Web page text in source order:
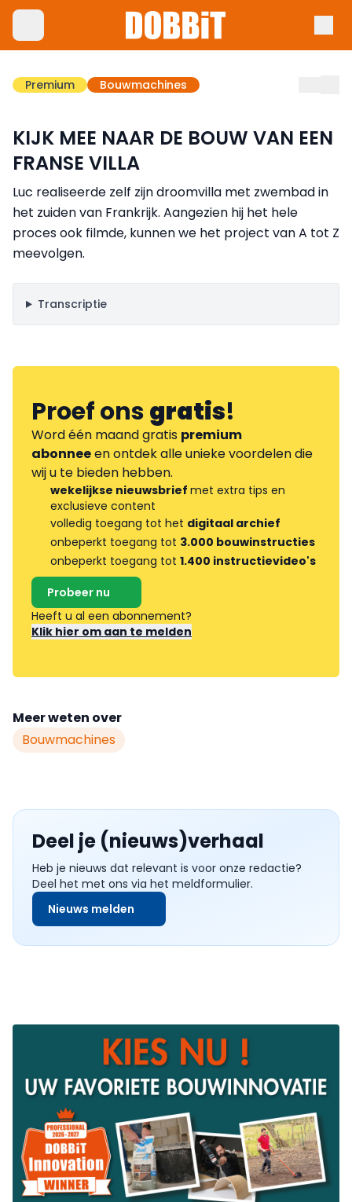
Premium Bouwmachines
KIJK MEE NAAR DE BOUW VAN EEN
FRANSE VILLA
Luc realiseerde zelf zijn droomvilla met zwembad in
het zuiden van Frankrijk. Aangezien hij het hele
proces ook filmde, kunnen we het project van A tot Z
meevolgen.
Transcriptie
Proef onsgratis!
Word één maand gratis premium
abonneeen ontdek alle unieke voordelen die
wij u te bieden hebben.
wekelijkse nieuwsbrief met extra tips en
exclusieve content
volledig toegang tot het digitaal archief
onbeperkt toegang tot 3.000 bouwinstructies
onbeperkt toegang tot 1.400 instructievideo's
Probeer nu
Heeft u al een abonnement?
Klik hier om aan te melden
Meer weten over
Bouwmachines
Deel je (nieuws)verhaal
Heb je nieuws dat relevant is voor onze redactie?
Deel het met ons via het meldformulier.
Nieuws melden